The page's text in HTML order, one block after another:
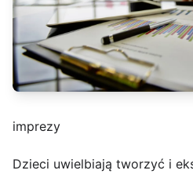
imprezy
Dzieci uwielbiają tworzyć i